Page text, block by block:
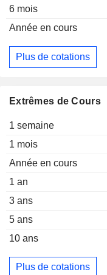
6 mois
Année en cours
Plus de cotations
Extrêmes de Cours
1 semaine
1 mois
Année en cours
1 an
3 ans
5 ans
10 ans
Plus de cotations